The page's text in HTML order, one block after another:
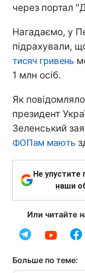
через портал
Нагадаємо, у
підрахували,
тисяч гривень
1 млн осіб.
Як
президент
Зеленський
ФОПам мають
Не упустите
наши
Или читайте
Больше по теме: